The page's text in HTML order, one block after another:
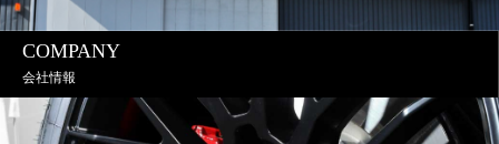
COMPANY
会社情報